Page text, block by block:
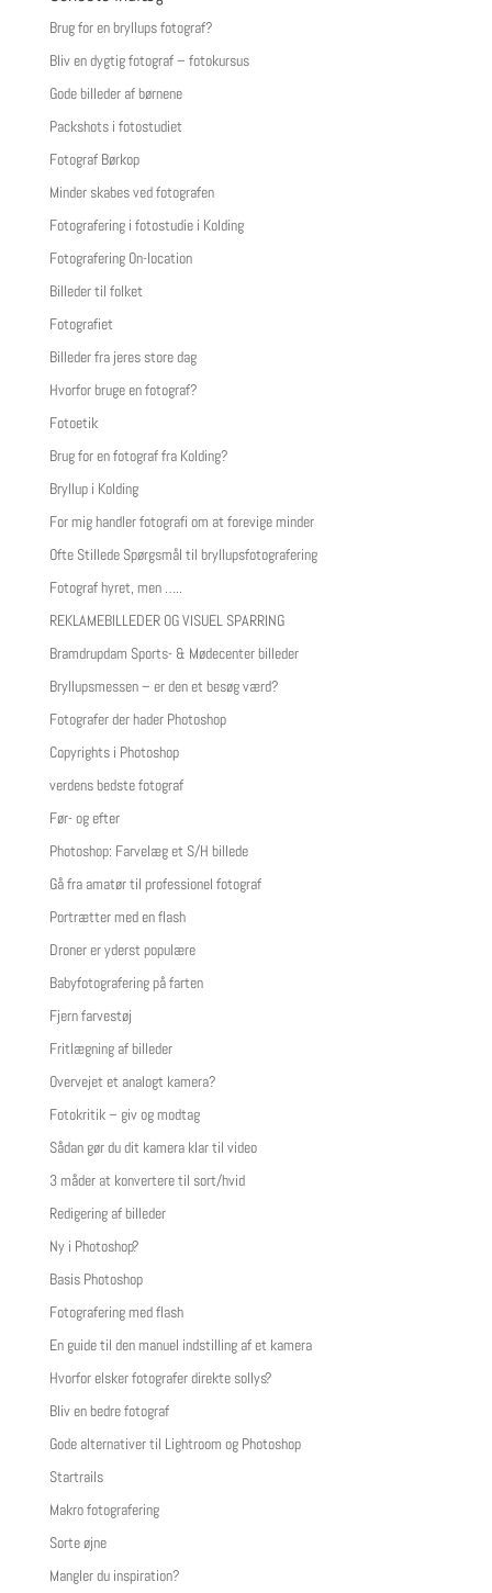
Brug for en bryllups fotograf?
Bliv en dygtig fotograf – fotokursus
Gode billeder af børnene
Packshots i fotostudiet
Fotograf Børkop
Minder skabes ved fotografen
Fotografering i fotostudie i Kolding
Fotografering On-location
Billeder til folket
Fotografiet
Billeder fra jeres store dag
Hvorfor bruge en fotograf?
Fotoetik
Brug for en fotograf fra Kolding?
Bryllup i Kolding
For mig handler fotografi om at forevige minder
Ofte Stillede Spørgsmål til bryllupsfotografering
Fotograf hyret, men …..
REKLAMEBILLEDER OG VISUEL SPARRING
Bramdrupdam Sports- & Mødecenter billeder
Bryllupsmessen – er den et besøg værd?
Fotografer der hader Photoshop
Copyrights i Photoshop
verdens bedste fotograf
Før- og efter
Photoshop: Farvelæg et S/H billede
Gå fra amatør til professionel fotograf
Portrætter med en flash
Droner er yderst populære
Babyfotografering på farten
Fjern farvestøj
Fritlægning af billeder
Overvejet et analogt kamera?
Fotokritik – giv og modtag
Sådan gør du dit kamera klar til video
3 måder at konvertere til sort/hvid
Redigering af billeder
Ny i Photoshop?
Basis Photoshop
Fotografering med flash
En guide til den manuel indstilling af et kamera
Hvorfor elsker fotografer direkte sollys?
Bliv en bedre fotograf
Gode alternativer til Lightroom og Photoshop
Startrails
Makro fotografering
Sorte øjne
Mangler du inspiration?